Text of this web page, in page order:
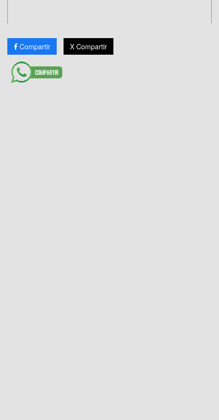
Compartir X Compartir